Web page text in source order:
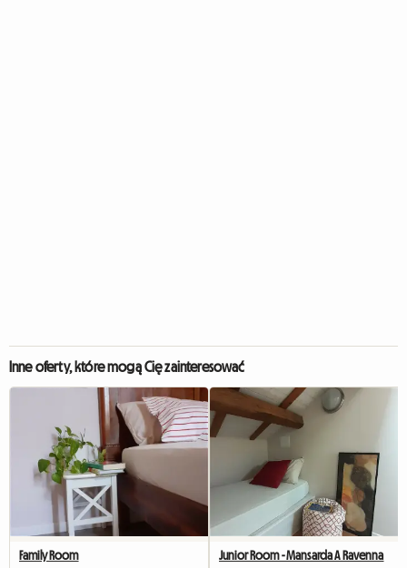
Inne oferty, które mogą Cię zainteresować
Family Room Junior Room - Mansarda A Ravenna